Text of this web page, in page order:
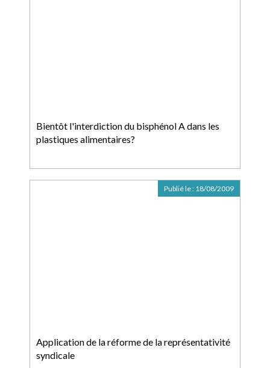
Bientôt l'interdiction du bisphénol A dans les
plastiques alimentaires?
Application de la réforme de la représentativité
syndicale
Publié le : 18/08/2009